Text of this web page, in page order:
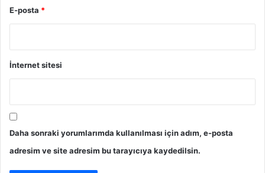
E-posta *
İnternet sitesi
Daha sonraki yorumlarımda kullanılması için adım, e-posta
adresim ve site adresim bu tarayıcıya kaydedilsin.